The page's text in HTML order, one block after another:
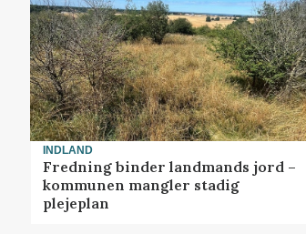
INDLAND
Fredning binder landmands jord –
kommunen mangler stadig
plejeplan